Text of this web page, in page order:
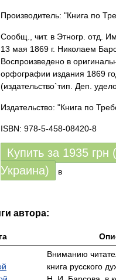
Производитель: "Книга по
Сообщ., чит. в Этногр. отд.
13 мая 1869 г. Николаем
Воспроизведено в
орфографии издания 1869
(издательство`тип. Деп.
Издательство: "Книга по
ISBN: 978-5-458-08420-8
Купить за 1935 грн
Украина)
в
автора:
Вниманию
книга русского